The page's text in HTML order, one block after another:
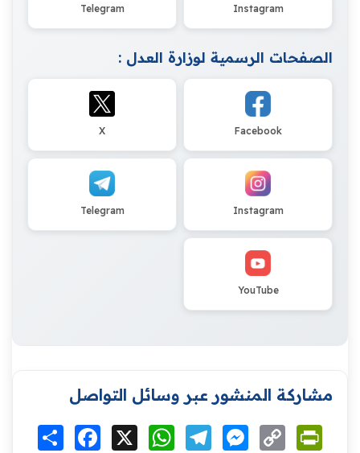
Instagram
Telegram
الصفحات الرسمية لوزارة العدل :
Facebook
X
Instagram
Telegram
YouTube
مشاركة المنشور عبر وسائل التواصل
انشر Facebook WhatsAppTelegramMessenger
Copy
Link